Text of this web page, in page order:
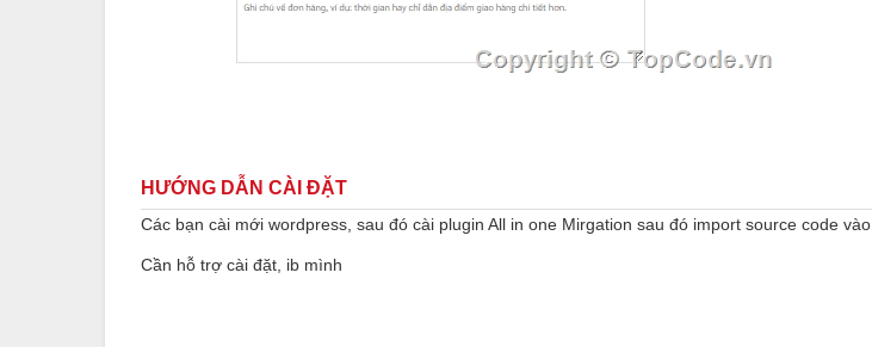
HƯỚNG DẪN CÀI ĐẶT
Các bạn cài mới wordpress, sau đó cài plugin All in one Mirgation sau đó import source code vào.
Cần hỗ trợ cài đặt, ib mình